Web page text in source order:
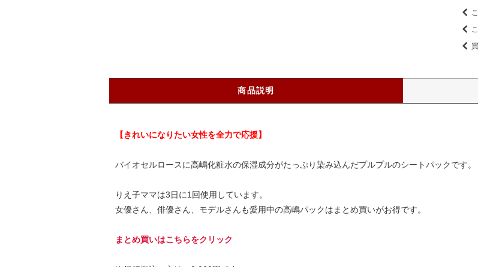
商品説明
【きれいになりたい女性を全力で応援】
バイオセルロースに高嶋化粧水の保湿成分がたっぷり染み込んだプルプルのシートパックです。
りえ子ママは3日に1回使用しています。
女優さん、俳優さん、モデルさんも愛用中の高嶋パックはまとめ買いがお得です。
まとめ買いはこちらをクリック